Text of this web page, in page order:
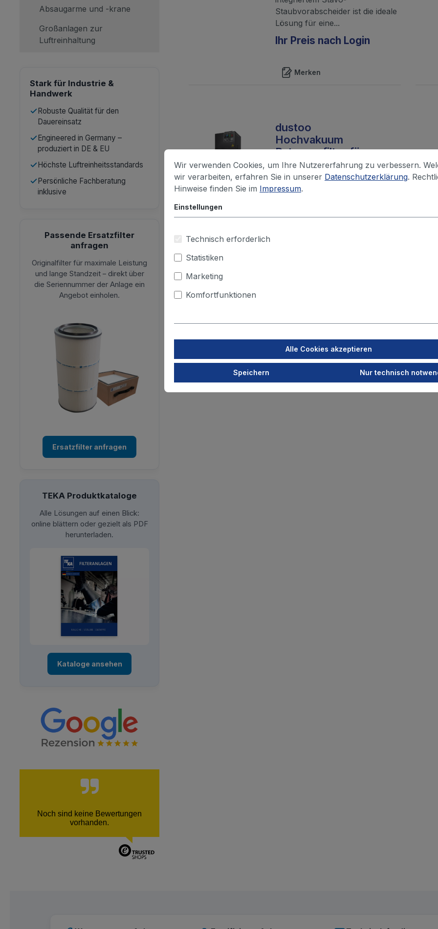
Absaugarme und -krane
Großanlagen zur
Luftreinhaltung
Stark für Industrie &
Handwerk
Robuste Qualität für den
Dauereinsatz
Engineered in Germany –
produziert in DE & EU
Höchste Luftreinheitsstandards
Persönliche Fachberatung
inklusive
Passende Ersatzfilter
anfragen
Originalfilter für maximale Leistung
und lange Standzeit – direkt über
die Seriennummer der Anlage ein
Angebot einholen.
Ersatzfilter anfragen
TEKA Produktkataloge
Alle Lösungen auf einen Blick:
online blättern oder gezielt als PDF
herunterladen.
Kataloge ansehen
Noch sind keine Bewertungen
vorhanden.
Staubvorabscheider ist die ideale
Lösung für eine...
Ihr Preis nach Login
Merken
dustoo
Hochvakuum
Patronenfilter für
Absaugbrenner
Mobiles Hochvakuum
Patronenfilter in tragbarer sowie
Wir verwenden Cookies, um Ihre Nutzererfahrung zu verbessern.
wir verarbeiten, erfahren Sie in unserer Datenschutzerklärung.
Hinweise finden Sie im Impressum.
Einstellungen
Technisch erforderlich
Statistiken
Marketing
Komfortfunktionen
Alle Cookies akzeptieren
Speichern Nur technisch